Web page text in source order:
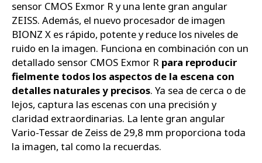
sensor CMOS Exmor R y una lente gran angular
ZEISS. Además, el nuevo procesador de imagen
BIONZ X es rápido, potente y reduce los niveles de
ruido en la imagen. Funciona en combinación con un
detallado sensor CMOS Exmor R para reproducir
fielmente todos los aspectos de la escena con
detalles naturales y precisos. Ya sea de cerca o de
lejos, captura las escenas con una precisión y
claridad extraordinarias. La lente gran angular
Vario-Tessar de Zeiss de 29,8 mm proporciona toda
la imagen, tal como la recuerdas.